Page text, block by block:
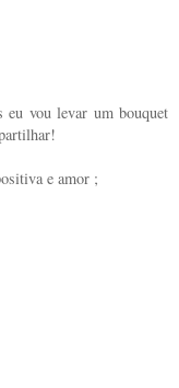
vou levar um bouquet
e amor ;